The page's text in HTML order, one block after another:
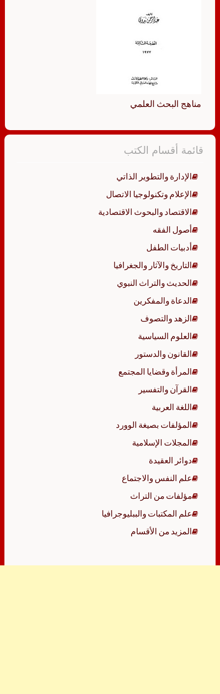
مناهج البحث العلمي
قائمة أقسام الكتب
الإدارة والتطوير الذاتي
الإعلام وتكنولوجيا الاتصال
الاقتصاد والبحوث الاقتصادية
أصول الفقه
أدبيات الطفل
التاريخ والآثار والجغرافيا
الحديث والتراث النبوي
الدعاة والمفكرين
الزهد والتصوف
العلوم السياسية
القانون والدستور
المرأة وقضايا المجتمع
القرآن والتفسير
اللغة العربية
المؤلفات بصيغة الوورد
المجلات الإسلامية
دوائر العقيدة
علم النفس والاجتماع
مؤلفات من التراث
علم المكتبات والببليوجرافيا
المزيد من الأقسام